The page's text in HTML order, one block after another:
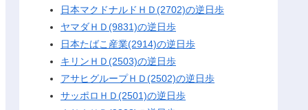
日本マクドナルドＨＤ(2702)の逆日歩
ヤマダＨＤ(9831)の逆日歩
日本たばこ産業(2914)の逆日歩
キリンＨＤ(2503)の逆日歩
アサヒグループＨＤ(2502)の逆日歩
サッポロＨＤ(2501)の逆日歩